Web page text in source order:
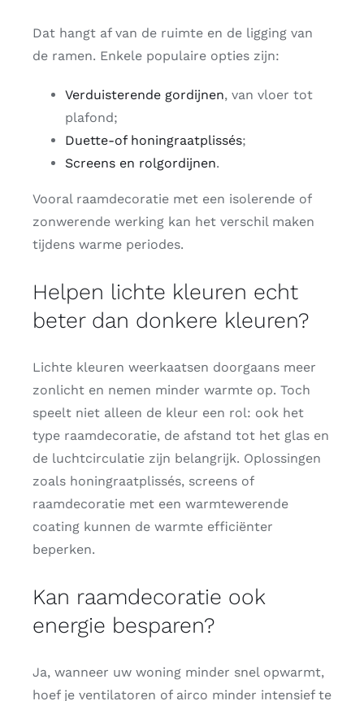
Dat hangt af van de ruimte en de ligging van
de ramen. Enkele populaire opties zijn:
Verduisterende gordijnen, van vloer tot
plafond;
Duette-of honingraatplissés;
Screens en rolgordijnen.
Vooral raamdecoratie met een isolerende of
zonwerende werking kan het verschil maken
tijdens warme periodes.
Helpen lichte kleuren echt
beter dan donkere kleuren?
Lichte kleuren weerkaatsen doorgaans meer
zonlicht en nemen minder warmte op. Toch
speelt niet alleen de kleur een rol: ook het
type raamdecoratie, de afstand tot het glas en
de luchtcirculatie zijn belangrijk. Oplossingen
zoals honingraatplissés, screens of
raamdecoratie met een warmtewerende
coating kunnen de warmte efficiënter
beperken.
Kan raamdecoratie ook
energie besparen?
Ja, wanneer uw woning minder snel opwarmt,
hoef je ventilatoren of airco minder intensief te